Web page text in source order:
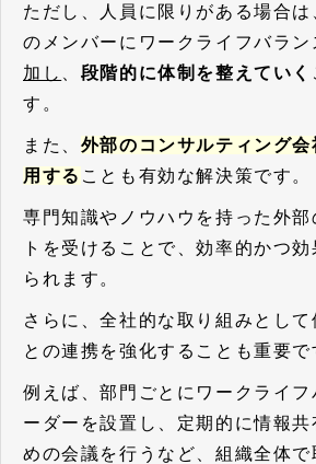
ただし、人員に限りがある場合は
のメンバーにワークライフバラ
加し
段階的に体制を整えていく
す。
また、 外部のコンサルティング
用する ことも有効な解決策です。
専門知識やノウハウを持った外
トを受けることで、効率的かつ
られます。
さらに、全社的な取り組みとし
との連携を強化することも重要で
例えば、部門ごとにワークライフ
ーダーを設置し、定期的に情報共
めの会議を行うなど、組織全体